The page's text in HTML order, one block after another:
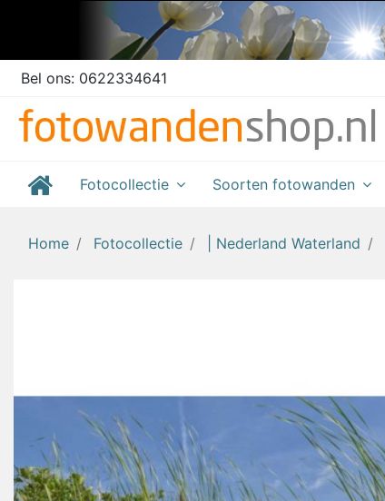
Bel ons: 0622334641
Fotocollectie Soorten fotowanden
Home Fotocollectie | Nederland Waterland